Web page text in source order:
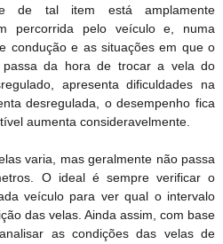
de tal item está amplamente
percorrida pelo veículo e, numa
condução e as situações em que o
passa da hora de trocar a vela do
apresenta dificuldades na
desregulada, o desempenho fica
aumenta consideravelmente.
varia, mas geralmente não passa
O ideal é sempre verificar o
veículo para ver qual o intervalo
das velas. Ainda assim, com base
as condições das velas de